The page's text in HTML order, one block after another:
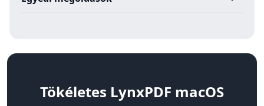
Tökéletes LynxPDF macOS